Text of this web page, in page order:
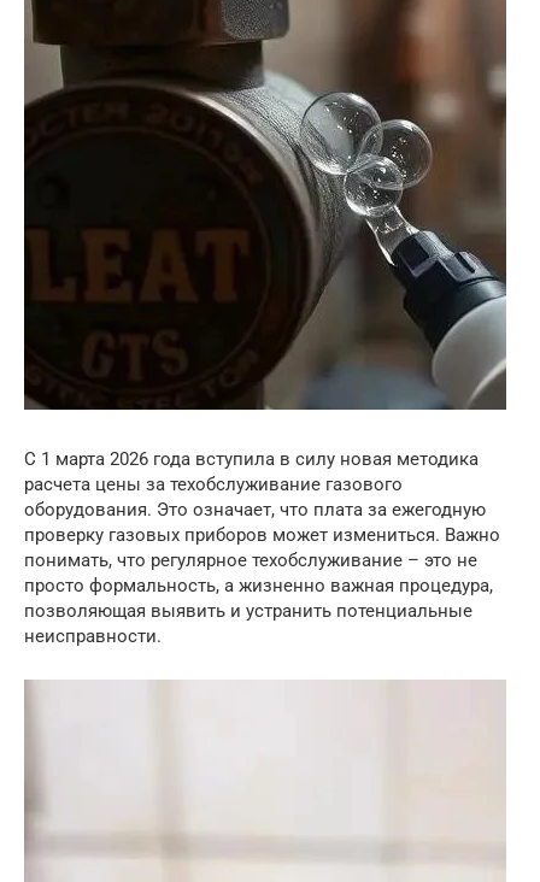
С 1 марта 2026 года вступила в силу новая методика
расчета цены за техобслуживание газового
оборудования. Это означает, что плата за ежегодную
проверку газовых приборов может измениться. Важно
понимать, что регулярное техобслуживание – это не
просто формальность, а жизненно важная процедура,
позволяющая выявить и устранить потенциальные
неисправности.